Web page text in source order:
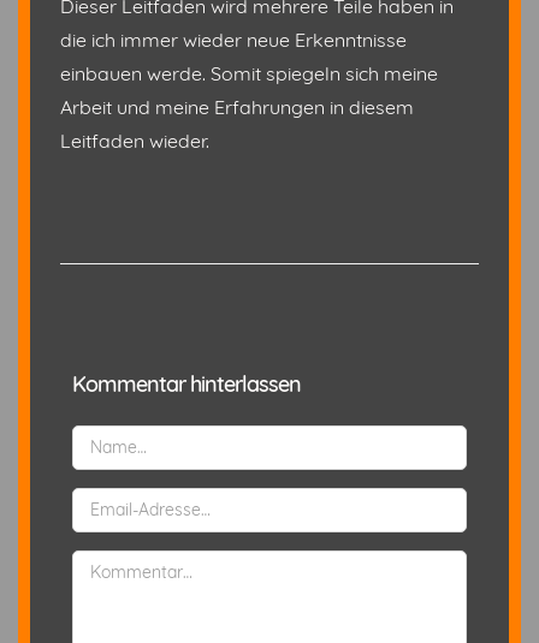
Dieser Leitfaden wird mehrere Teile haben in
die ich immer wieder neue Erkenntnisse
einbauen werde. Somit spiegeln sich meine
Arbeit und meine Erfahrungen in diesem
Leitfaden wieder.
Kommentar hinterlassen